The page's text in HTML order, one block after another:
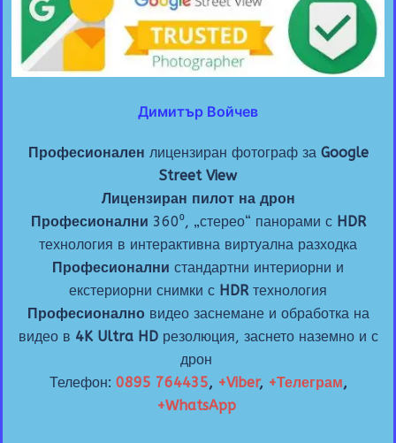
Димитър Войчев
Професионален лицензиран фотограф за Google
Street View
Лицензиран пилот на дрон
Професионални 360⁰, „стерео“ панорами с HDR
технология в интерактивна виртуална разходка
Професионални стандартни интериорни и
екстериорни снимки с HDRтехнология
Професионално видео заснемане и обработка на
видео в 4K Ultra HDрезолюция, заснето наземно и с
дрон
Телефон: 0895 764435, +Viber, +Телеграм,
+WhatsApp